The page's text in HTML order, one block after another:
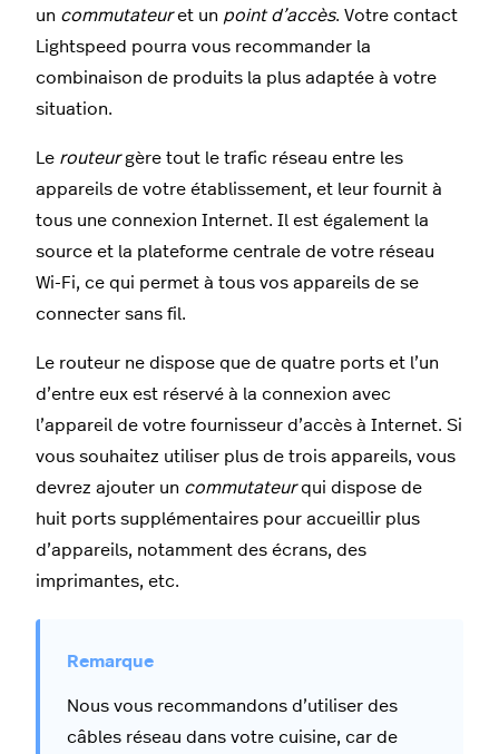
un commutateuret un point d’accès. Votre contact
Lightspeed pourra vous recommander la
combinaison de produits la plus adaptée à votre
situation.
Le routeurgère tout le trafic réseau entre les
appareils de votre établissement, et leur fournit à
tous une connexion Internet. Il est également la
source et la plateforme centrale de votre réseau
Wi-Fi, ce qui permet à tous vos appareils de se
connecter sans fil.
Le routeur ne dispose que de quatre ports et l’un
d’entre eux est réservé à la connexion avec
l’appareil de votre fournisseur d’accès à Internet. Si
vous souhaitez utiliser plus de trois appareils, vous
devrez ajouter un commutateurqui dispose de
huit ports supplémentaires pour accueillir plus
d’appareils, notamment des écrans, des
imprimantes, etc.
Nous vous recommandons d’utiliser des
câbles réseau dans votre cuisine, car de